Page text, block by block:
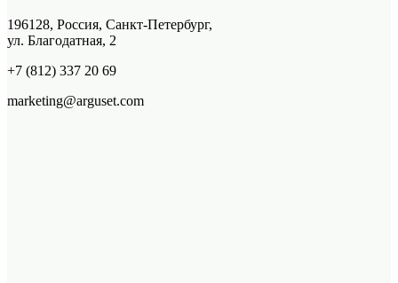
196128, Россия, Санкт-Петербург,
ул. Благодатная, 2
+7 (812) 337 20 69
marketing@arguset.com